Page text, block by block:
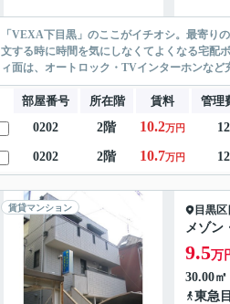
「VEXA下目黒」のここがイチオシ。最寄り
文する時に時間を気にしなくてよくなる宅配
ィ面は、オートロック・TVインターホンな
部屋番号 所在階 賃料 管理
0202
2階 10.2万円
0202 2階 10.7万円
賃貸マンション 目黒区
メゾン
9.5万
30.00
東急